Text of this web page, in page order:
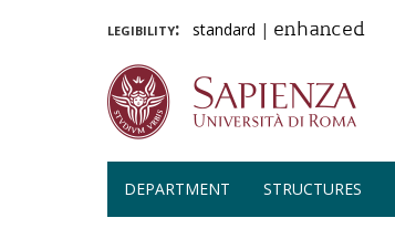
legibility: standard | enhanced
DEPARTMENT STRUCTURES